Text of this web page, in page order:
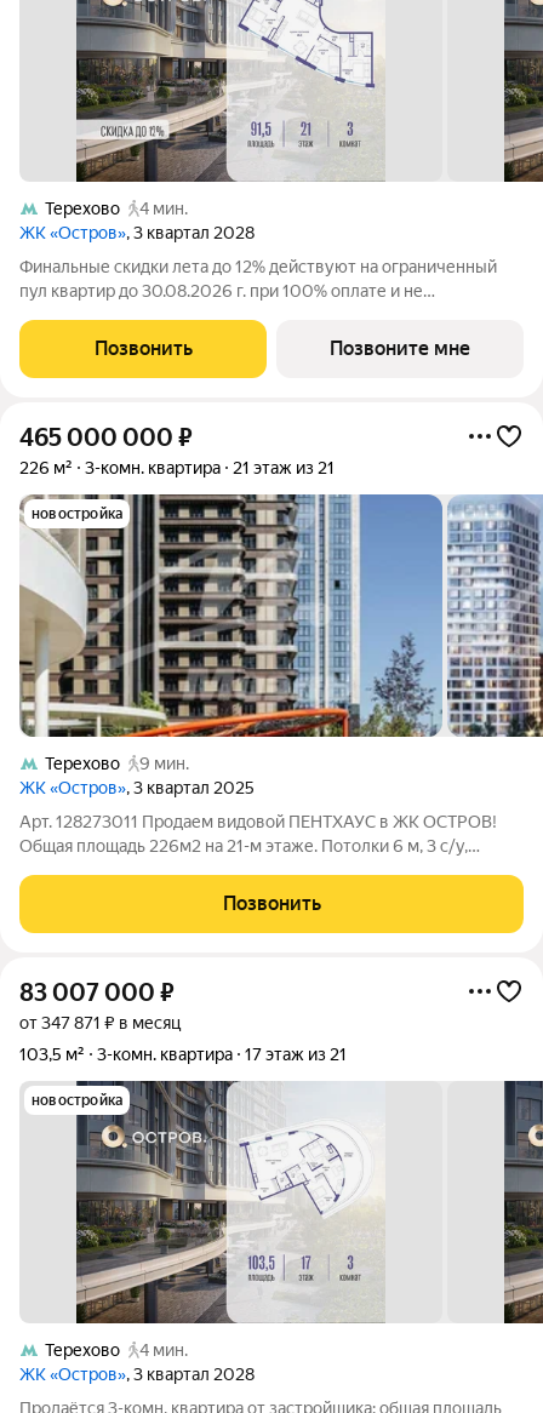
Терехово
4 мин.
ЖК «Остров», 3 квартал 2028
Финальные скидки лета до 12% действуют на ограниченный
пул квартир до 30.08.2026 г. при 100% оплате и не
застройщика: общая площадь 91.52 м, жилая 34.00 м, кухня
29.30 м, 21-й этаж, жилой квартал
Позвонить Позвоните мне
465 000 000 ₽
226 м² 3-комн. квартира 21 этаж из 21
новостройка
Терехово
9 мин.
ЖК «Остров», 3 квартал 2025
Арт. 128273011 Продаем видовой ПЕНТХАУС в ЖК ОСТРОВ!
Общая площадь 226м2 на 21-м этаже. Потолки 6 м, 3 с/у,
кладовка. Есть возможность продажи пентхауса, занимающего
21-й этаж целиком. Общая
Позвонить
83 007 000 ₽
от 347 871 ₽ в месяц
103,5 м²
3-комн. квартира 17 этаж из 21
новостройка
Терехово
4 мин.
ЖК «Остров», 3 квартал 2028
Продаётся 3-комн. квартира от застройщика: общая площадь